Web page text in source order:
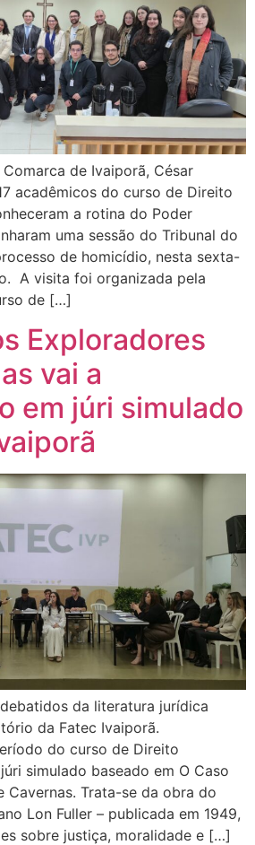
de Ivaiporã, César
acadêmicos do curso de Direito
a rotina do Poder
uma sessão do Tribunal do
de homicídio, nesta sexta-
A visita foi organizada pela
de […]
Exploradores
vai a
em júri simulado
da literatura jurídica
da Fatec Ivaiporã.
do curso de Direito
simulado baseado em O Caso
Cavernas. Trata-se da obra do
Lon Fuller – publicada em 1949,
sobre justiça, moralidade e […]